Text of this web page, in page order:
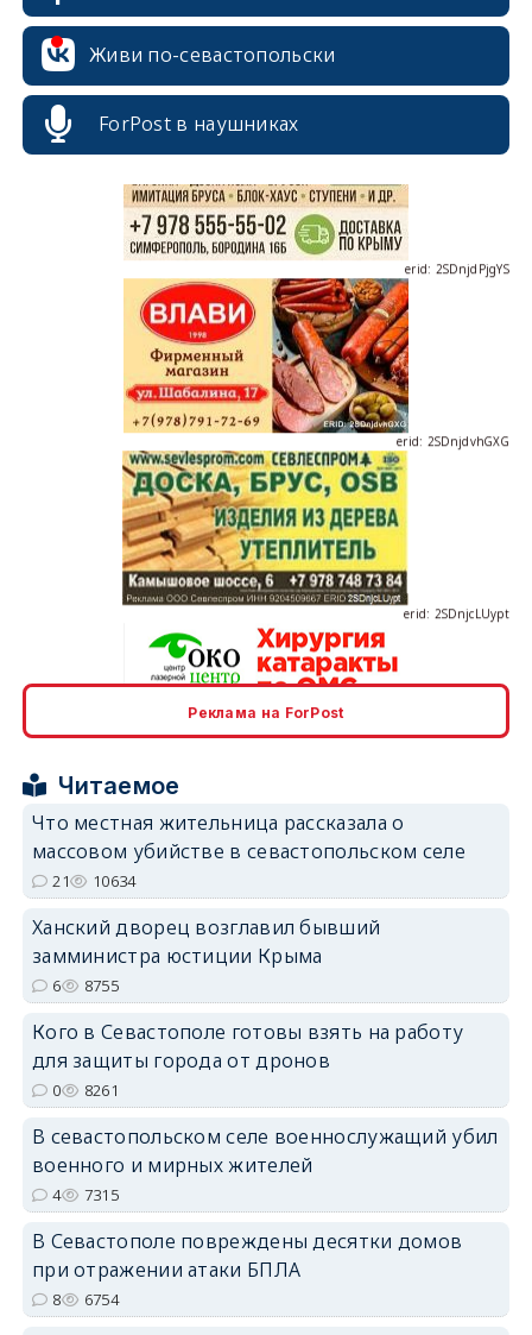
Живи по-севастопольски
ForPost в наушниках
erid: 2SDnjcrDNw6
erid: 2SDnjdPjgYS
erid: 2SDnjdvhGXG
erid: 2SDnjdPjgYS
Реклама на ForPost
Читаемое
Что местная жительница рассказала о
массовом убийстве в севастопольском селе
21 10634
Ханский дворец возглавил бывший
замминистра юстиции Крыма
6 8755
Кого в Севастополе готовы взять на работу
для защиты города от дронов
0 8261
В севастопольском селе военнослужащий убил
военного и мирных жителей
4 7315
В Севастополе повреждены десятки домов
при отражении атаки БПЛА
8 6754